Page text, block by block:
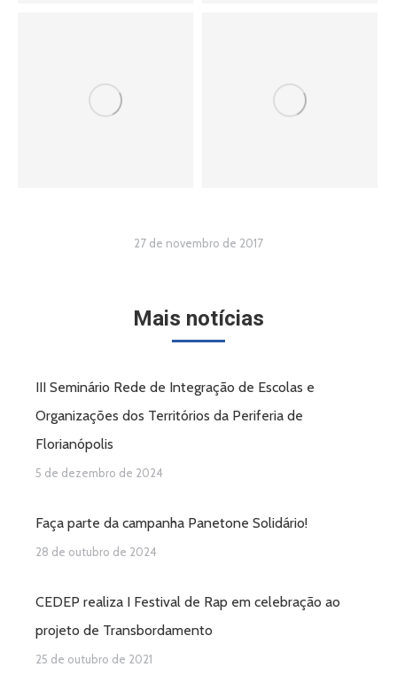
27 de novembro de 2017
Mais notícias
III Seminário Rede de Integração de Escolas e
Organizações dos Territórios da Periferia de
Florianópolis
5 de dezembro de 2024
Faça parte da campanha Panetone Solidário!
28 de outubro de 2024
CEDEP realiza I Festival de Rap em celebração ao
projeto de Transbordamento
25 de outubro de 2021